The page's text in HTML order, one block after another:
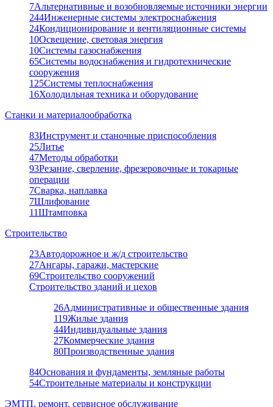
7Альтернативные и возобновляемые источники энергии
244Инженерные системы электроснабжения
24Кондиционирование и вентиляционные системы
10Освещение, световая энергия
10Системы газоснабжения
65Системы водоснабжения и гидротехнические
сооружения
125Системы теплоснабжения
16Холодильная техника и оборудование
Станки и материалообработка
83Инструмент и станочные приспособления
25Литье
47Методы обработки
93Резание, сверление, фрезеровочные и токарные
операции
7Сварка, наплавка
7Шлифование
11Штамповка
Строительство
23Автодорожное и ж/д строительство
27Ангары, гаражи, мастерские
69Строительство сооружений
Строительство зданий и цехов
26Административные и общественные здания
119Жилые здания
44Индивидуальные здания
27Коммерческие здания
80Производственные здания
84Основания и фундаменты, земляные работы
54Строительные материалы и конструкции
ЭМТП, ремонт, сервисное обслуживание